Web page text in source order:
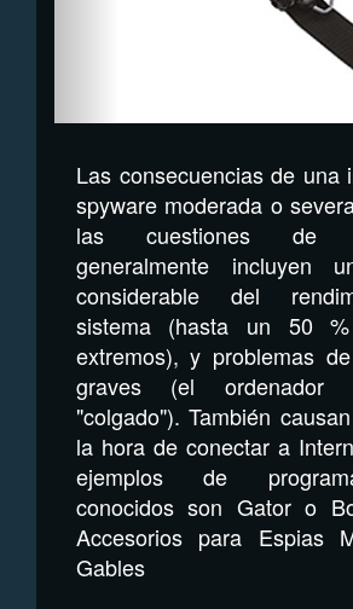
Las consecuencias de una
spyware moderada o
las cuestiones de
generalmente incluyen
considerable del
sistema (hasta un 50
extremos), y problemas
graves (el ordenador
"colgado"). También
la hora de conectar a
ejemplos de
conocidos son Gator o
Accesorios para Espias
Gables